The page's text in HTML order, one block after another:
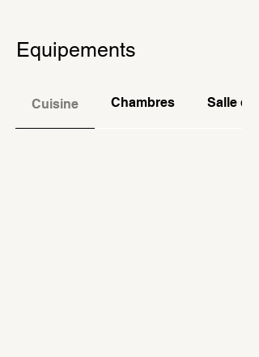
Equipements
Cuisine Chambres Salle de